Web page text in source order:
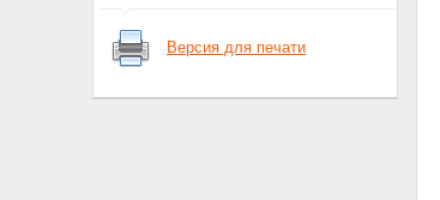
деятельности
Российской Федерации
Версия для печати